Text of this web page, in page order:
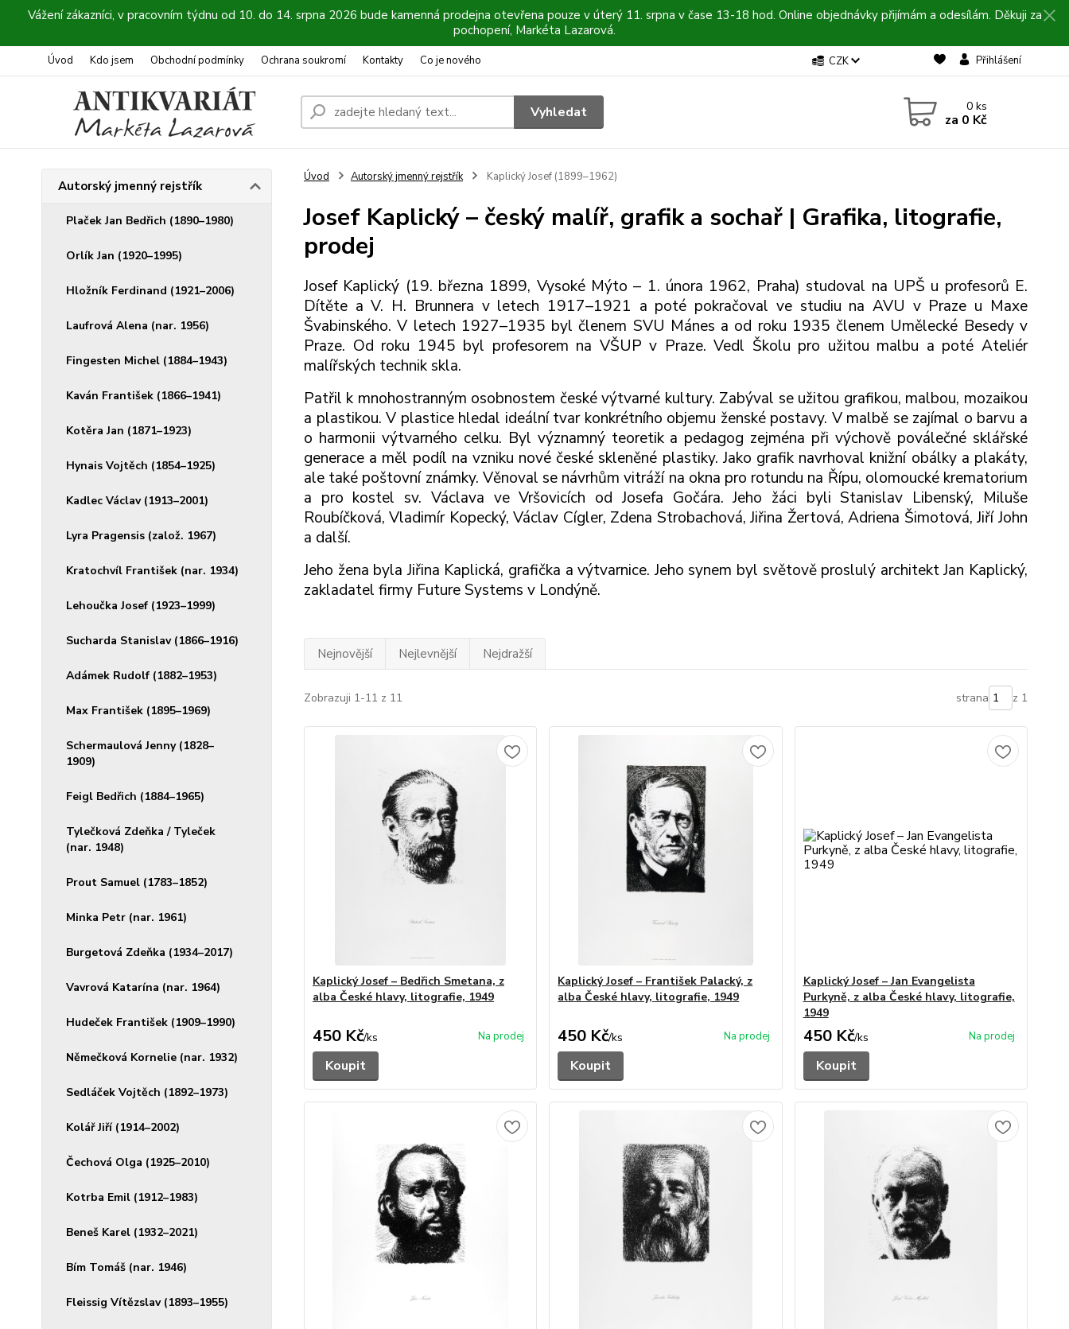
Vážení zákazníci, v pracovním týdnu od 10. do 14. srpna 2026 bude kamenná prodejna otevřena pouze v úterý 11. srpna v čase 13-18 hod. Online objednávky přijímám a odesílám. Děkuji za
pochopení, Markéta Lazarová.
Úvod Kdo jsem Obchodní podmínky Ochrana soukromí Kontakty Co je nového CZK Přihlášení
Vyhledat 0ks
za 0 Kč
Autorský jmenný rejstřík
Plaček Jan Bedřich (1890–1980)
Orlík Jan (1920–1995)
Hložník Ferdinand (1921–2006)
Laufrová Alena (nar. 1956)
Fingesten Michel (1884–1943)
Kaván František (1866–1941)
Kotěra Jan (1871–1923)
Hynais Vojtěch (1854–1925)
Kadlec Václav (1913–2001)
Lyra Pragensis (založ. 1967)
Kratochvíl František (nar. 1934)
Lehoučka Josef (1923–1999)
Sucharda Stanislav (1866–1916)
Adámek Rudolf (1882–1953)
Max František (1895–1969)
Schermaulová Jenny (1828–
1909)
Feigl Bedřich (1884–1965)
Tylečková Zdeňka / Tyleček
(nar. 1948)
Prout Samuel (1783–1852)
Minka Petr (nar. 1961)
Burgetová Zdeňka (1934–2017)
Vavrová Katarína (nar. 1964)
Hudeček František (1909–1990)
Němečková Kornelie (nar. 1932)
Sedláček Vojtěch (1892–1973)
Kolář Jiří (1914–2002)
Čechová Olga (1925–2010)
Kotrba Emil (1912–1983)
Beneš Karel (1932–2021)
Bím Tomáš (nar. 1946)
Fleissig Vítězslav (1893–1955)
Úvod Autorský jmenný rejstřík Kaplický Josef (1899–1962)
Josef Kaplický – český malíř, grafik a sochař | Grafika, litografie,
prodej
Josef Kaplický (19. března 1899, Vysoké Mýto – 1. února 1962, Praha) studoval na UPŠ u profesorů E.
Dítěte a V. H. Brunnera v letech 1917–1921 a poté pokračoval ve studiu na AVU v Praze u Maxe
Švabinského. V letech 1927–1935 byl členem SVU Mánes a od roku 1935 členem Umělecké Besedy v
Praze. Od roku 1945 byl profesorem na VŠUP v Praze. Vedl Školu pro užitou malbu a poté Ateliér
malířských technik skla.
Patřil k mnohostranným osobnostem české výtvarné kultury. Zabýval se užitou grafikou, malbou, mozaikou
a plastikou. V plastice hledal ideální tvar konkrétního objemu ženské postavy. V malbě se zajímal o barvu a
o harmonii výtvarného celku. Byl významný teoretik a pedagog zejména při výchově poválečné sklářské
generace a měl podíl na vzniku nové české skleněné plastiky. Jako grafik navrhoval knižní obálky a plakáty,
ale také poštovní známky. Věnoval se návrhům vitráží na okna pro rotundu na Řípu, olomoucké krematorium
a pro kostel sv. Václava ve Vršovicích od Josefa Gočára. Jeho žáci byli Stanislav Libenský, Miluše
Roubíčková, Vladimír Kopecký, Václav Cígler, Zdena Strobachová, Jiřina Žertová, Adriena Šimotová, Jiří John
a další.
Jeho žena byla Jiřina Kaplická, grafička a výtvarnice. Jeho synem byl světově proslulý architekt Jan Kaplický,
zakladatel firmy Future Systems v Londýně.
Nejnovější Nejlevnější Nejdražší
Zobrazuji 1-11 z 11 strana z 1
Kaplický Josef – Bedřich Smetana, z
alba České hlavy, litografie, 1949
450 Kč/ks
Koupit
Kaplický Josef – František Palacký, z
alba České hlavy, litografie, 1949
450 Kč/ks
Koupit
Kaplický Josef – Jan Evangelista
Purkyně, z alba České hlavy, litografie,
1949
450 Kč/ks
Koupit